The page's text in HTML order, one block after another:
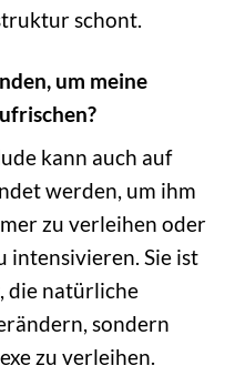
schont.
um meine
kann auch auf
werden, um ihm
zu verleihen oder
intensivieren. Sie ist
die natürliche
sondern
zu verleihen.